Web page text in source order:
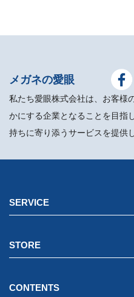
メガネの愛眼
私たち愛眼株式会社は、お客様
かにする企業となることを目指
持ちに寄り添うサービスを提供
SERVICE
STORE
CONTENTS